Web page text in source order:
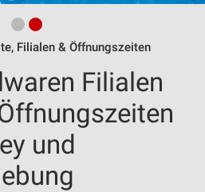
Filialen & Öffnungszeiten
Filialen
und